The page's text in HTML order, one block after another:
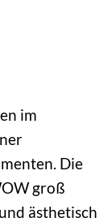
im
Die
groß
ästhetisch